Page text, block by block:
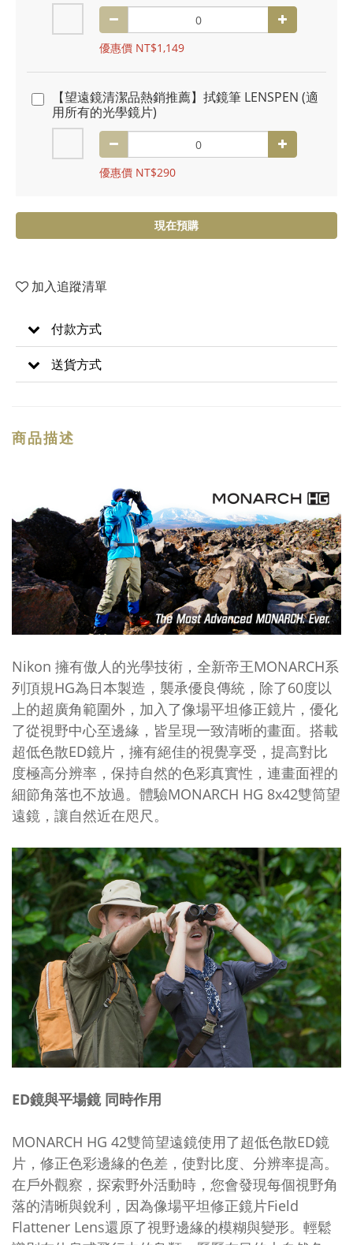
優惠價 NT$1,149
【望遠鏡清潔品熱銷推薦】拭鏡筆 LENSPEN (適
用所有的光學鏡片)
優惠價 NT$290
現在預購
加入追蹤清單
付款方式
送貨方式
商品描述
Nikon 擁有傲人的光學技術，全新帝王MONARCH系
列頂規HG為日本製造，襲承優良傳統，除了60度以
上的超廣角範圍外，加入了像場平坦修正鏡片，優化
了從視野中心至邊緣，皆呈現一致清晰的畫面。搭載
超低色散ED鏡片，擁有絕佳的視覺享受，提高對比
度極高分辨率，保持自然的色彩真實性，連畫面裡的
細節角落也不放過。體驗MONARCH HG 8x42雙筒望
遠鏡，讓自然近在咫尺。
ED鏡與平場鏡 同時作用
MONARCH HG 42雙筒望遠鏡使用了超低色散ED鏡
片，修正色彩邊緣的色差，使對比度、分辨率提高。
在戶外觀察，探索野外活動時，您會發現每個視野角
落的清晰與銳利，因為像場平坦修正鏡片Field
Flattener Lens還原了視野邊緣的模糊與變形。輕鬆